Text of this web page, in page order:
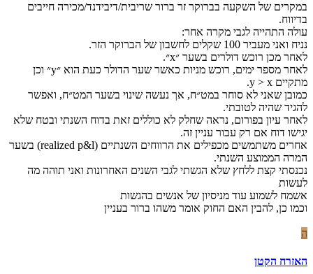
במקרים של השקעה בברוקר זר ברור שריבית/דיבידנד/מכירה חייבים
בדיווח.
עולה התהייה לגבי מקרה אחר:
נניח ואני מעביר 100 שקלים לחשבון של הברוקר הזר.
לאחר מכן רוכש דולרים בשער ״x״.
לאחר מספר ימים, רוכש מניות כאשר שער הדולר כעת הוא ״y״ וכן
מתקיים y > x.
כמובן שאני לא סוחר במט״ח, אך נעשה שינוי בשער המט״ח, ואפשר
להגיד שהיה לטובתי.
לאחר עיון בפורום, נראה שחלק לא כוללים זאת בדוח השנתי ובטח שלא
יגישו דוח אם רק עבור עניין זה.
אחרים משתמשים מכפילים את הרווחים השנתיים (realized p&l) בשער
המרה הממוצע השנתי.
נכנסתי קצת ללחץ שלא הגשתי לגבי השנים האחרונות ואני תוהה מה
לעשות
אשמח לשמוע עוד מניסיון של אנשים בהגשות
וכמו כן, להבין האם החוק אומר משהו ברור בעניין
ה
האזרח הקטן